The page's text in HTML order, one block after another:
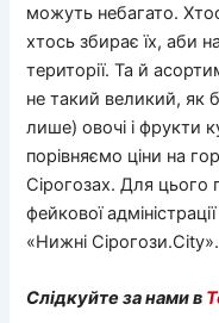
можуть небагато.
хтось збирає їх, аби
території. Та й
не такий великий, як
лише) овочі і фрукти
порівняємо ціни на
Сірогозах. Для
фейкової
«Нижні Сірогози.City».
Слідкуйте за нами в